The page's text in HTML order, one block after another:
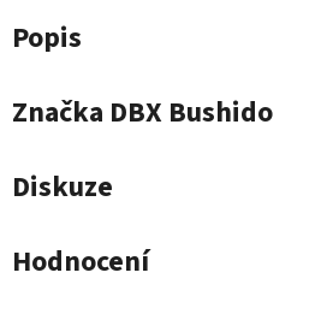
Popis
Značka DBX Bushido
Diskuze
Hodnocení